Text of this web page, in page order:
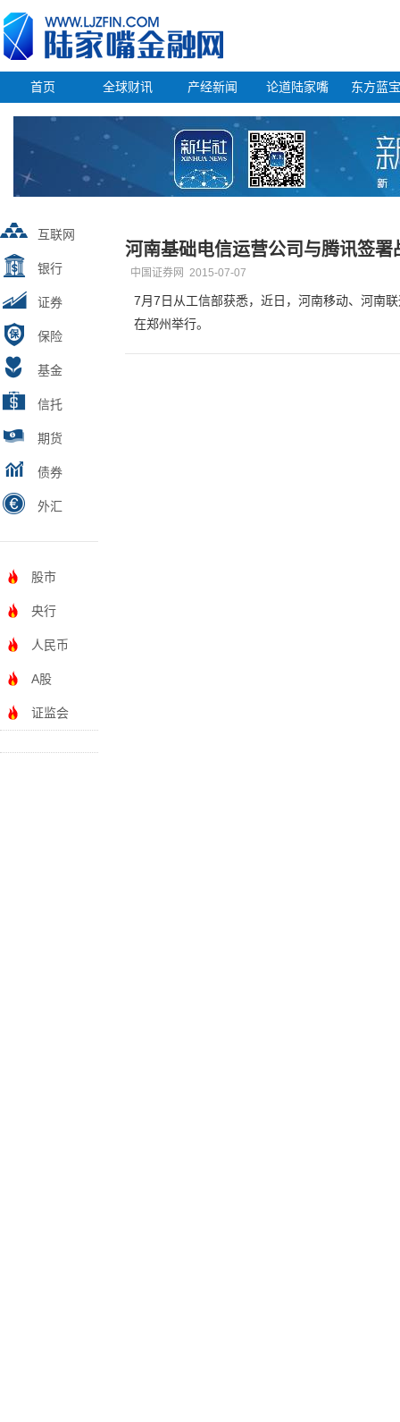
首页 全球财讯 产经新闻 论道陆家嘴 东方蓝
互联网
银行
证券
保险
基金
信托
期货
债券
外汇
股市
央行
人民币
A股
证监会
河南基础电信运营公司与腾讯签署
中国证券网 2015-07-07
7月7日从工信部获悉，近日，河南移动、河南
在郑州举行。